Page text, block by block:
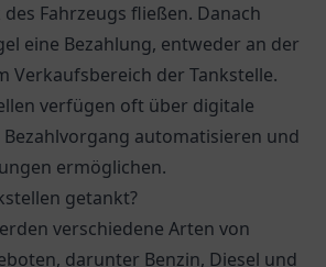
Fahrzeugs fließen. Danach
eine Bezahlung, entweder an der
Verkaufsbereich der Tankstelle.
verfügen oft über digitale
Bezahlvorgang automatisieren und
ermöglichen.
getankt?
verschiedene Arten von
darunter Benzin, Diesel und